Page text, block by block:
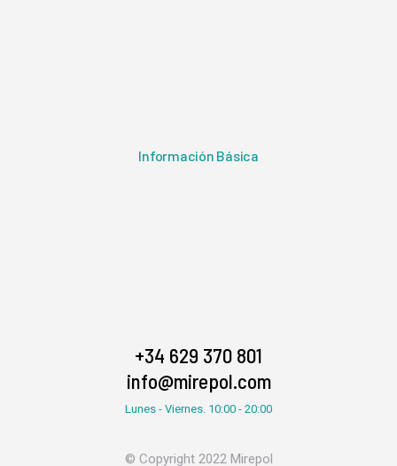
Información Básica
+34 629 370 801
info@mirepol.com
Lunes - Viernes. 10:00 - 20:00
© Copyright 2022 Mirepol